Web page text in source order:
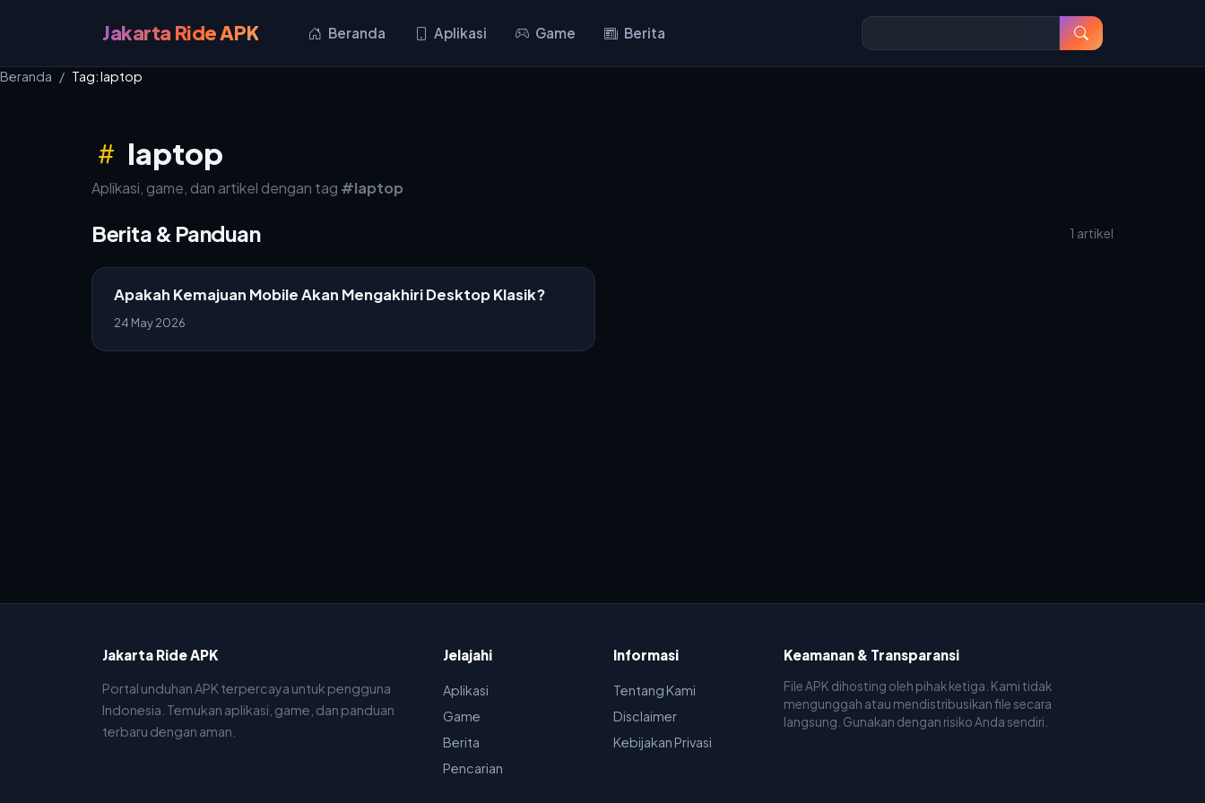
Jakarta Ride APK Beranda Aplikasi Game Berita
Beranda Tag: laptop
laptop
Aplikasi, game, dan artikel dengan tag #laptop
Berita & Panduan 1 artikel
Apakah Kemajuan Mobile Akan Mengakhiri Desktop Klasik?
24 May 2026
Jakarta Ride APK
Portal unduhan APK terpercaya untuk pengguna
Indonesia. Temukan aplikasi, game, dan panduan
terbaru dengan aman.
Jelajahi
Aplikasi
Game
Berita
Pencarian
Informasi
Tentang Kami
Disclaimer
Kebijakan Privasi
Keamanan & Transparansi
File APK dihosting oleh pihak ketiga. Kami tidak
mengunggah atau mendistribusikan file secara
langsung. Gunakan dengan risiko Anda sendiri.